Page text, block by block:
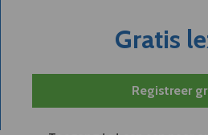
Gratis
Registreer